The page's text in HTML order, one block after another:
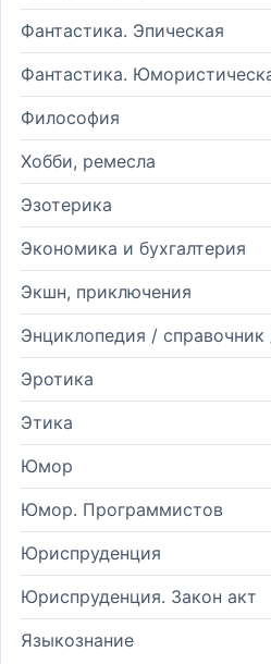
Фантастика. Эпическая
Фантастика.
Философия
Хобби, ремесла
Эзотерика
Экономика и бухгалтерия
Экшн, приключения
Энциклопедия / справочник
Эротика
Этика
Юмор
Юмор. Программистов
Юриспруденция
Юриспруденция. Закон акт
Языкознание